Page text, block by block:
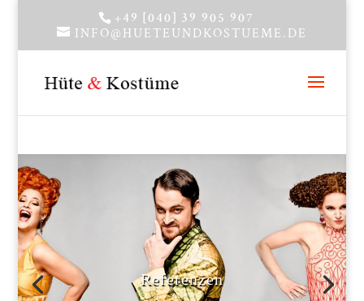
+49 [040] 39 905 907
INFO@HUETEUNDKOSTUEME.DE